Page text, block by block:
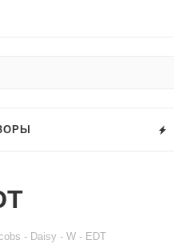
- Daisy - W - EDT